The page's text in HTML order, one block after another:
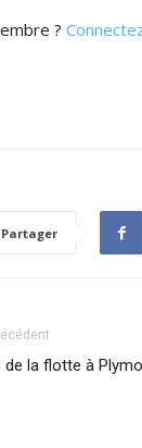
?
Partager
de la flotte à